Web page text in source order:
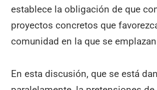
establece la obligación de que
proyectos concretos que
comunidad en la que se
En esta discusión, que se está